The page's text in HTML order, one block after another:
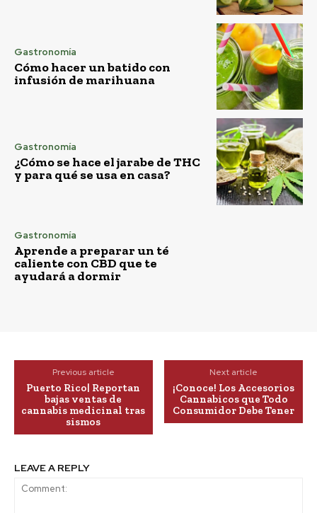
Gastronomía
Cómo hacer un batido con
infusión de marihuana
Gastronomía
¿Cómo se hace el jarabe de THC
y para qué se usa en casa?
Gastronomía
Aprende a preparar un té
caliente con CBD que te
ayudará a dormir
Previous article
Puerto Rico| Reportan
bajas ventas de
cannabis medicinal tras
sismos
Next article
¡Conoce! Los Accesorios
Cannabicos que Todo
Consumidor Debe Tener
LEAVE A REPLY